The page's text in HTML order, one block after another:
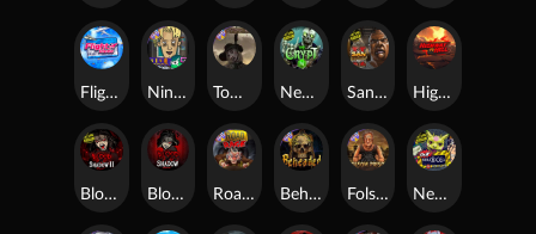
Highway to Hell
San Quentin 2: Death Row
Blood & Shadow
Blood & Shadow 2 Beheaded Nexus Outsourced
Nexus The Crypt
Tombstone RIP
Folsom Prison
Road Rage
Nine To Five
Flight Mode